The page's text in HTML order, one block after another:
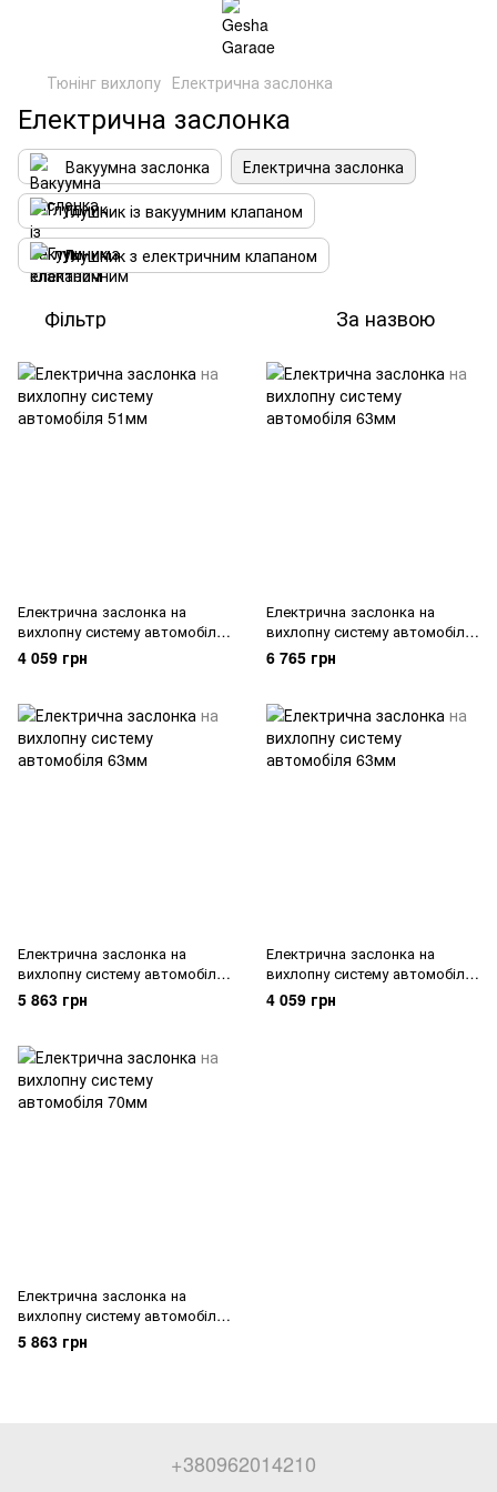
Тюнінг вихлопу Електрична заслонка
Електрична заслонка
Вакуумна заслонка
Електрична заслонка
Глушник із вакуумним клапаном
Глушник з електричним клапаном
Фільтр За назвою
Електрична заслонка на
вихлопну систему автомобіля
51мм
4 059 грн
Електрична заслонка на
вихлопну систему автомобіля
63мм
6 765 грн
Електрична заслонка на
вихлопну систему автомобіля
63мм
5 863 грн
Електрична заслонка на
вихлопну систему автомобіля
63мм
4 059 грн
Електрична заслонка на
вихлопну систему автомобіля
70мм
5 863 грн
+380962014210